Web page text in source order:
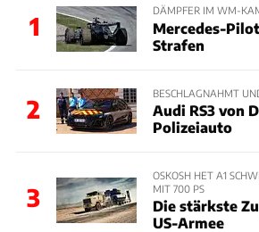
1
DÄMPFER IM WM-
Mercedes-
Strafen
2
BESCHLAGNAHMT
Audi RS3 von
Polizeiauto
3
OSKOSH HET A1
MIT 700 PS
Die stärkste
US-Armee